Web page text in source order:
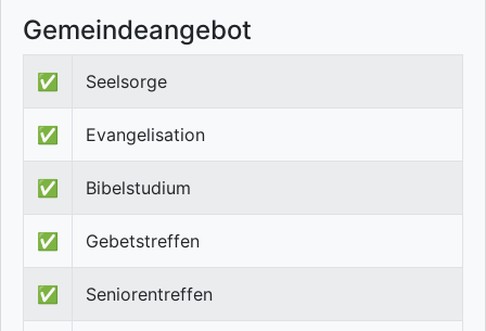
Gemeindeangebot
✅ Seelsorge
✅ Evangelisation
✅ Bibelstudium
✅ Gebetstreffen
✅ Seniorentreffen